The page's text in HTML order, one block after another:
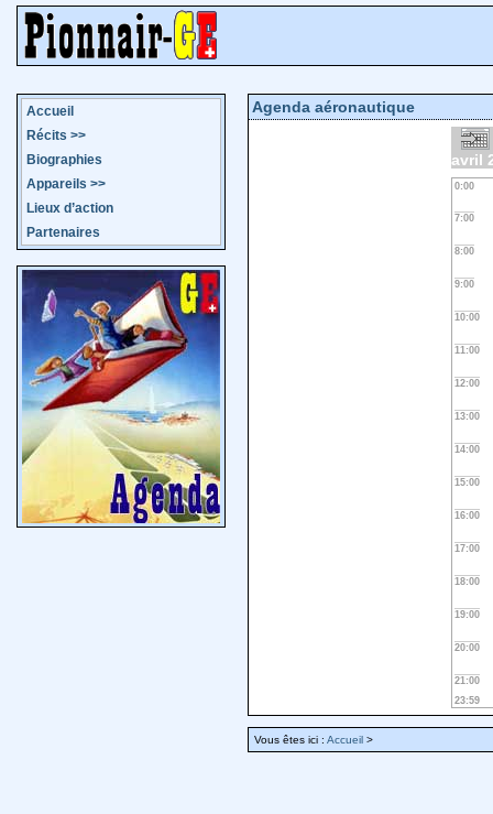
Accueil
Récits >>
Biographies
Appareils >>
Lieux d’action
Partenaires
Agenda aéronautique
avril
0:00
7:00
8:00
9:00
10:00
11:00
12:00
13:00
14:00
15:00
16:00
17:00
18:00
19:00
20:00
21:00
23:59
Vous êtes ici : Accueil >